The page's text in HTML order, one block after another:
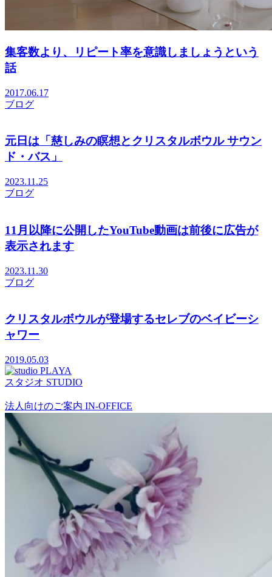
集客数より、リピート率を意識しましょうという
話
2017.06.17
ブログ
元日は「慈しみの瞑想とクリスタルボウル サウン
ド・バス」
2023.11.25
ブログ
11月以降に公開したYouTube動画は前後に広告が
表示されます
2023.11.30
ブログ
クリスタルボウルが登場するセレブのベイビーシ
ャワー
2019.05.03
スタジオ STUDIO
法人向けのご案内 IN-OFFICE